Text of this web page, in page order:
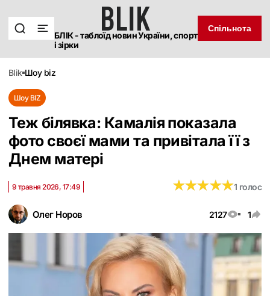
БЛІК - таблоїд новин України, спорт
і зірки
Спільнота
blik шоу biz
Шоу BIZ
Теж білявка: Камалія показала
фото своєї мами та привітала її з
Днем матері
Олег Норов 2127 1
9 травня 2026, 17:49 ★★★★★
★★★★★1 голос